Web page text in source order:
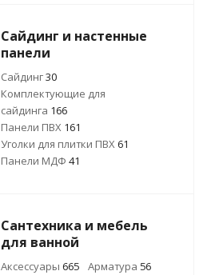
Сайдинг и настенные
панели
Сайдинг30
Комплектующие для
сайдинга 166
Панели ПВХ 161
Уголки для плитки ПВХ61
Панели МДФ 41
Сантехника и мебель
для ванной
Аксессуары 665 Арматура 56